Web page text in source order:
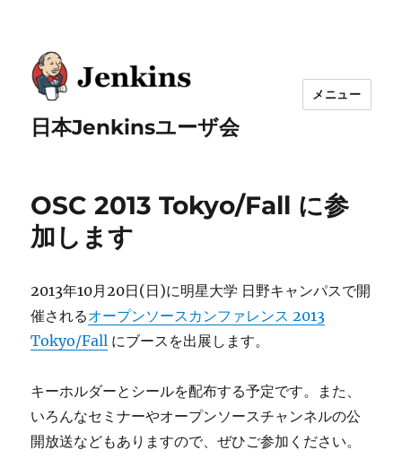
日本Jenkinsユーザ会
メニュー
OSC 2013 Tokyo/Fall に参
加します
2013年10月20日(日)に明星大学 日野キャンパスで開
催されるオープンソースカンファレンス 2013
Tokyo/Fall にブースを出展します。
キーホルダーとシールを配布する予定です。また、
いろんなセミナーやオープンソースチャンネルの公
開放送などもありますので、ぜひご参加ください。